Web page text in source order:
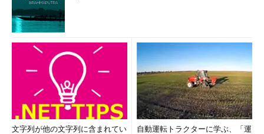
文字列が他の文字列に含まれてい
自動運転トラクターに学ぶ、「運